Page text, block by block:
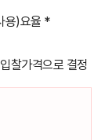
용)요율 *
찰가격으로 결정